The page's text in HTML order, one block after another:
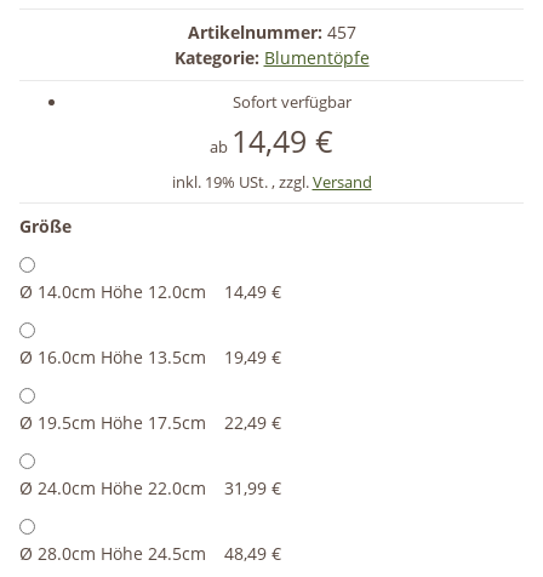
Artikelnummer: 457
Kategorie: Blumentöpfe
Sofort verfügbar
ab 14,49 €
inkl. 19% USt. , zzgl.Versand
Größe
Ø 14.0cm Höhe 12.0cm 14,49 €
Ø 16.0cm Höhe 13.5cm 19,49 €
Ø 19.5cm Höhe 17.5cm 22,49 €
Ø 24.0cm Höhe 22.0cm 31,99 €
Ø 28.0cm Höhe 24.5cm 48,49 €